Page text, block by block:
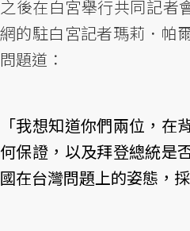
之後在白宮舉行共同記者
網的駐白宮記者瑪莉．帕
問題道：
「我想知道你們兩位，
何保證，以及拜登總統是
國在台灣問題上的姿態，